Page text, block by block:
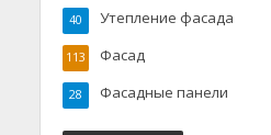
Утепление фасада
40
Фасад
113
Фасадные панели
28